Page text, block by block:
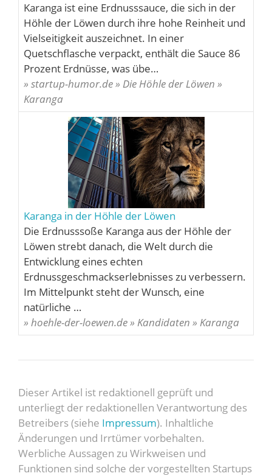
Karanga ist eine Erdnusssauce, die sich in der
Höhle der Löwen durch ihre hohe Reinheit und
Vielseitigkeit auszeichnet. In einer
Quetschflasche verpackt, enthält die Sauce 86
Prozent Erdnüsse, was übe…
» startup-humor.de » Die Höhle der Löwen »
Karanga
Karanga in der Höhle der Löwen
Die Erdnusssoße Karanga aus der Höhle der
Löwen strebt danach, die Welt durch die
Entwicklung eines echten
Erdnussgeschmackserlebnisses zu verbessern.
Im Mittelpunkt steht der Wunsch, eine
natürliche …
» hoehle-der-loewen.de » Kandidaten » Karanga
Dieser Artikel ist redaktionell geprüft und
unterliegt der redaktionellen Verantwortung des
Betreibers (siehe Impressum). Inhaltliche
Änderungen und Irrtümer vorbehalten.
Werbliche Aussagen zu Wirkweisen und
Funktionen sind solche der vorgestellten Startups